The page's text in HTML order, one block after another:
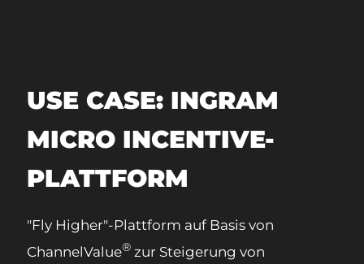
USE CASE: INGRAM
MICRO INCENTIVE-
PLATTFORM
"Fly Higher"-Plattform auf Basis von
ChannelValue® zur Steigerung von